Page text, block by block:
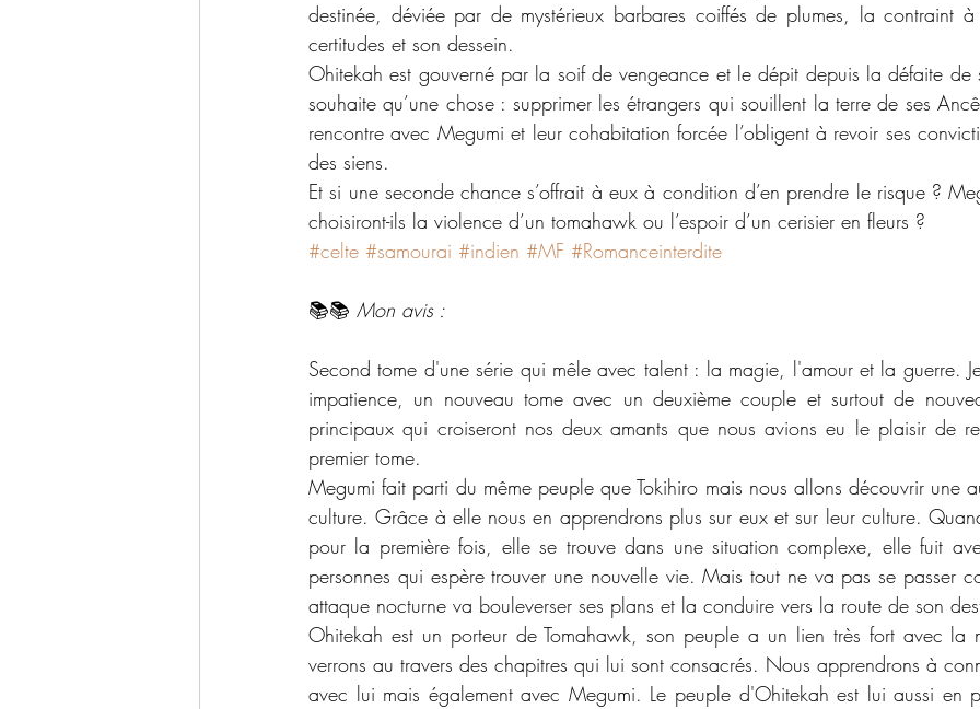
destinée, déviée par de mystérieux barbares coiffés de plumes, la contraint à
certitudes et son dessein.
Ohitekah est gouverné par la soif de vengeance et le dépit depuis la défaite
souhaite qu’une chose : supprimer les étrangers qui souillent la terre de ses
rencontre avec Megumi et leur cohabitation forcée l’obligent à revoir ses
des siens.
Et si une seconde chance s’offrait à eux à condition d’en prendre le risque ?
choisiront-ils la violence d’un tomahawk ou l’espoir d’un cerisier en fleurs ?
#celte #samourai #indien #MF #Romanceinterdite
📚📚 Mon avis :
Second tome d'une série qui mêle avec talent : la magie, l'amour et la guerre.
impatience, un nouveau tome avec un deuxième couple et surtout de
principaux qui croiseront nos deux amants que nous avions eu le plaisir de
premier tome.
Megumi fait parti du même peuple que Tokihiro mais nous allons découvrir une
culture. Grâce à elle nous en apprendrons plus sur eux et sur leur culture.
pour la première fois, elle se trouve dans une situation complexe, elle fuit
personnes qui espère trouver une nouvelle vie. Mais tout ne va pas se passer
attaque nocturne va bouleverser ses plans et la conduire vers la route de son
Ohitekah est un porteur de Tomahawk, son peuple a un lien très fort avec la
verrons au travers des chapitres qui lui sont consacrés. Nous apprendrons à
avec lui mais également avec Megumi. Le peuple d'Ohitekah est lui aussi en